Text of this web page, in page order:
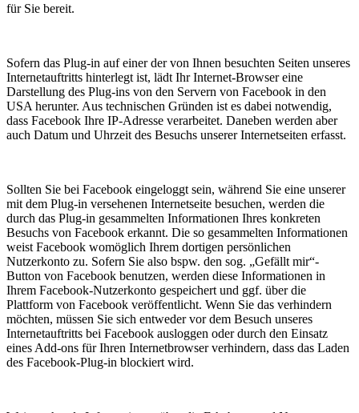
für Sie bereit.
Sofern das Plug-in auf einer der von Ihnen besuchten Seiten unseres
Internetauftritts hinterlegt ist, lädt Ihr Internet-Browser eine
Darstellung des Plug-ins von den Servern von Facebook in den
USA herunter. Aus technischen Gründen ist es dabei notwendig,
dass Facebook Ihre IP-Adresse verarbeitet. Daneben werden aber
auch Datum und Uhrzeit des Besuchs unserer Internetseiten erfasst.
Sollten Sie bei Facebook eingeloggt sein, während Sie eine unserer
mit dem Plug-in versehenen Internetseite besuchen, werden die
durch das Plug-in gesammelten Informationen Ihres konkreten
Besuchs von Facebook erkannt. Die so gesammelten Informationen
weist Facebook womöglich Ihrem dortigen persönlichen
Nutzerkonto zu. Sofern Sie also bspw. den sog. „Gefällt mir“-
Button von Facebook benutzen, werden diese Informationen in
Ihrem Facebook-Nutzerkonto gespeichert und ggf. über die
Plattform von Facebook veröffentlicht. Wenn Sie das verhindern
möchten, müssen Sie sich entweder vor dem Besuch unseres
Internetauftritts bei Facebook ausloggen oder durch den Einsatz
eines Add-ons für Ihren Internetbrowser verhindern, dass das Laden
des Facebook-Plug-in blockiert wird.